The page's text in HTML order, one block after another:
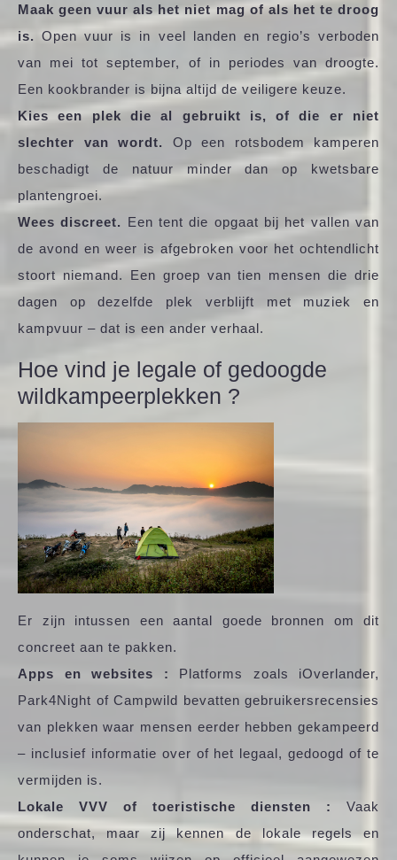
Maak geen vuur als het niet mag of als het te droog
is. Open vuur is in veel landen en regio’s verboden
van mei tot september, of in periodes van droogte.
Een kookbrander is bijna altijd de veiligere keuze.
Kies een plek die al gebruikt is, of die er niet
slechter van wordt.
Op een rotsbodem kamperen
beschadigt de natuur minder dan op kwetsbare
plantengroei.
Wees discreet. Een tent die opgaat bij het vallen van
de avond en weer is afgebroken voor het ochtendlicht
stoort niemand. Een groep van tien mensen die drie
dagen op dezelfde plek verblijft met muziek en
kampvuur – dat is een ander verhaal.
Hoe vind je legale of gedoogde
wildkampeerplekken ?
Er zijn intussen een aantal goede bronnen om dit
concreet aan te pakken.
Apps en websites : Platforms zoals iOverlander,
Park4Night of Campwild bevatten gebruikersrecensies
van plekken waar mensen eerder hebben gekampeerd
– inclusief informatie over of het legaal, gedoogd of te
vermijden is.
Lokale VVV of toeristische diensten :
Vaak
onderschat, maar zij kennen de lokale regels en